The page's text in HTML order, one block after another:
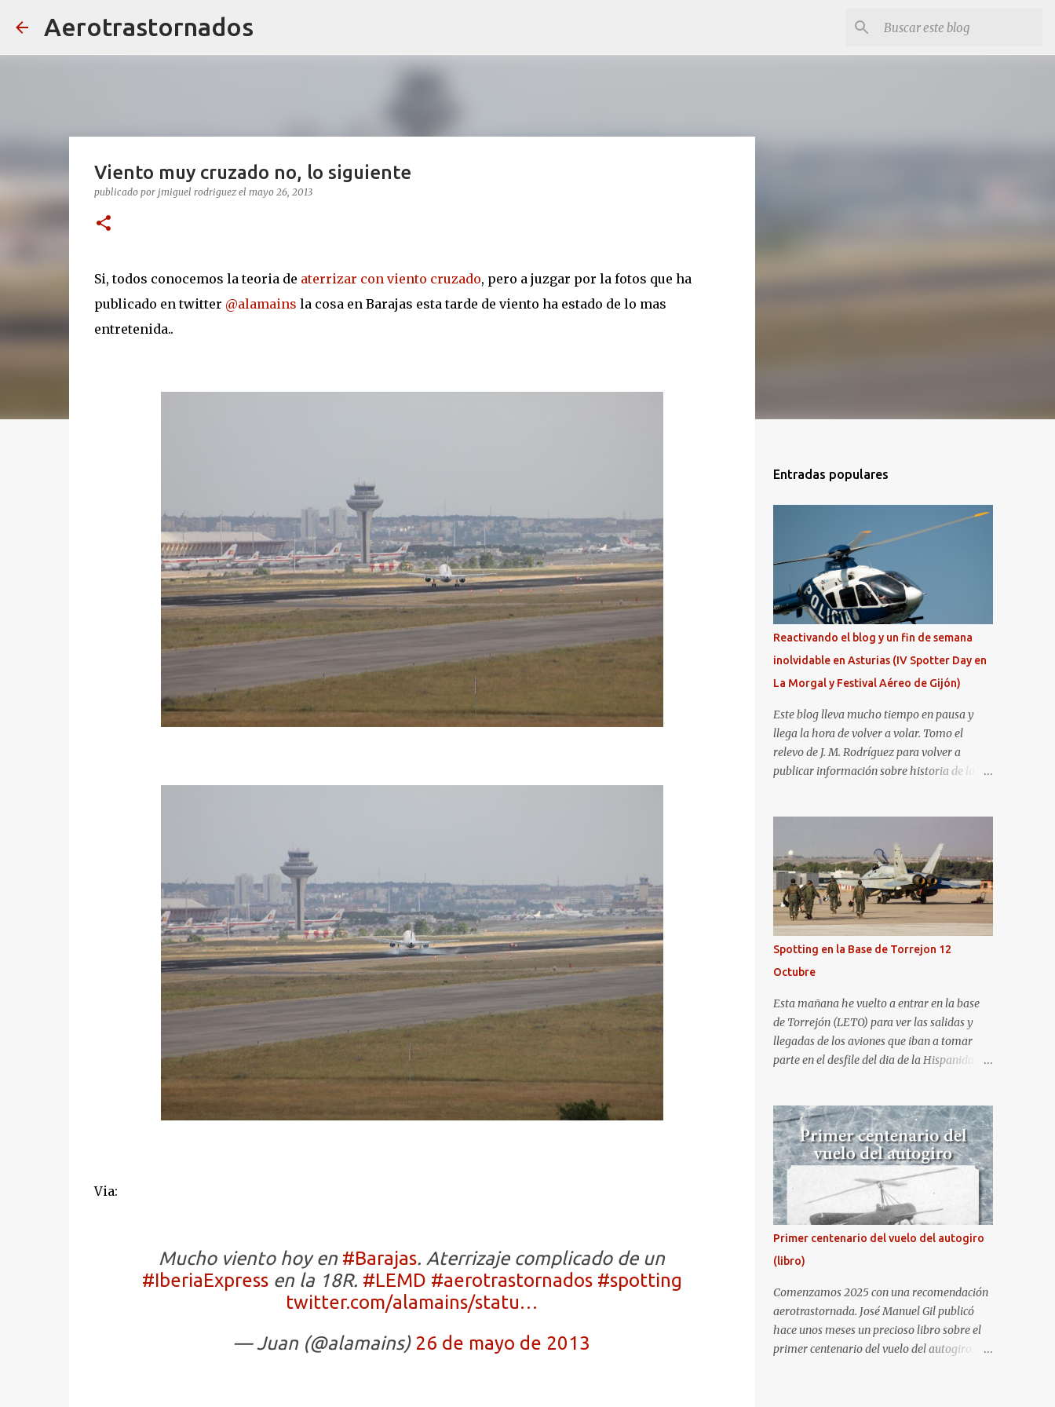
Aerotrastornados
Viento muy cruzado no, lo siguiente
publicado por jmiguel rodriguez el mayo 26, 2013
Si, todos conocemos la teoria de aterrizar con viento cruzado, pero a juzgar por la fotos que ha
publicado en twitter @alamains la cosa en Barajas esta tarde de viento ha estado de lo mas
entretenida..
Via:
Mucho viento hoy en #Barajas. Aterrizaje complicado de un
#IberiaExpressen la 18R. #LEMD #aerotrastornados #spotting
twitter.com/alamains/statu…
— Juan (@alamains) 26 de mayo de 2013
Entradas populares
Reactivando el blog y un fin de semana
inolvidable en Asturias (IV Spotter Day en
La Morgal y Festival Aéreo de Gijón)
Este blog lleva mucho tiempo en pausa y
llega la hora de volver a volar. Tomo el
relevo de J. M. Rodríguez para volver a
publicar información sobre historia de la
que pido un poco de paciencia hasta que
todo se ponga en marcha de nuevo. Mientras
tanto, os dejo con algunas de las imágenes
que tomé este pasado fin de semana. El
sábado 23 de julio de 2022 asistí, gracias a
Aerospotters Principado a una genial sesión
fotográfica en el aeródromo de La Morgal
(todavía no he tenido tiempo de procesar
esas imágenes). Al día siguiente, asistí al
Festival Aéreo de Gijón . He aquí algunas de
las tomas que realicé este pasado domingo.
Spotting en la Base de Torrejon 12
Octubre
Esta mañana he vuelto a entrar en la base
de Torrejón (LETO) para ver las salidas y
llegadas de los aviones que iban a tomar
parte en el desfile del dia de la Hispanidad,
oportunidad de ser socio de la Asociación
Aire para entrar a la base. Los últimos años
había hecho fotos desde fuera (hay un sitio
cercano en la senda de aterrizaje) pero... no
es lo mismo :-) La cita comenzaba a las 8:30
de la mañana en el control de seguridad de
la base militar con mas de 100 personas
haciendo cola para identificarnos antes de
acceder. Una vez dentro, como otras
ocasiones, hemos dejado los coches en una
zona común desde la que nos han
trasladado en autobuses por el interior de la
base. La primera parada ha sido en la
Primer centenario del vuelo del autogiro
(libro)
Comenzamos 2025 con una recomendación
aerotrastornada. José Manuel Gil publicó
hace unos meses un precioso libro sobre el
primer centenario del vuelo del autogiro.